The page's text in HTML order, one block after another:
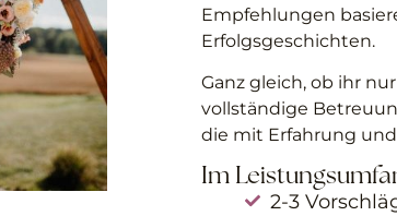
Empfehlungen
Erfolgsgeschichten.
Ganz gleich, ob ihr
vollständige
die mit Erfahrung
Im
2-3